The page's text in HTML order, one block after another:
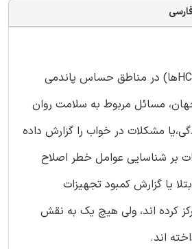
زمینه: کادر درمان (HCWها) در مناطق حساس پاندمی
جهان، مسائل مربوط به سلامت روان
مشکلات در خواب را گزارش داده
بر شناسایی عوامل خطر اصلاح
یا گزارش کمبود تجهیزات
کرده اند، ولی هیچ یک به نقش
اند.